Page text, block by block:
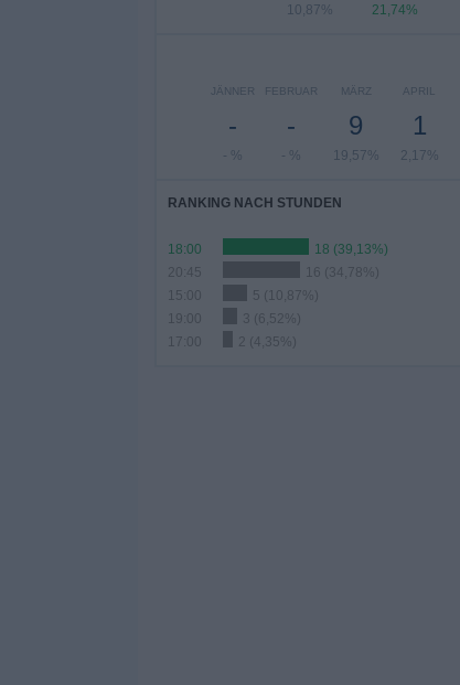
10,87% 21,74%
JÄNNER
-
- %
FEBRUAR
-
- %
MÄRZ
9
19,57%
APRIL
1
2,17%
RANKING NACH STUNDEN
18:00
18 (39,13%)
20:45
16 (34,78%)
15:00
5 (10,87%)
19:00
3 (6,52%)
17:00
2 (4,35%)